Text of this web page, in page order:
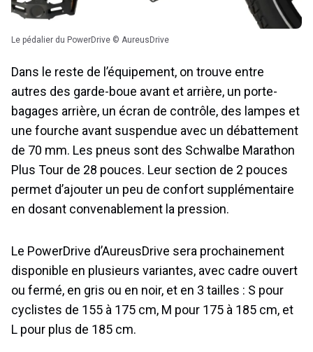
Le pédalier du PowerDrive © AureusDrive
Dans le reste de l’équipement, on trouve entre
autres des garde-boue avant et arrière, un porte-
bagages arrière, un écran de contrôle, des lampes et
une fourche avant suspendue avec un débattement
de 70 mm. Les pneus sont des Schwalbe Marathon
Plus Tour de 28 pouces. Leur section de 2 pouces
permet d’ajouter un peu de confort supplémentaire
en dosant convenablement la pression.
Le PowerDrive d’AureusDrive sera prochainement
disponible en plusieurs variantes, avec cadre ouvert
ou fermé, en gris ou en noir, et en 3 tailles : S pour
cyclistes de 155 à 175 cm, M pour 175 à 185 cm, et
L pour plus de 185 cm.